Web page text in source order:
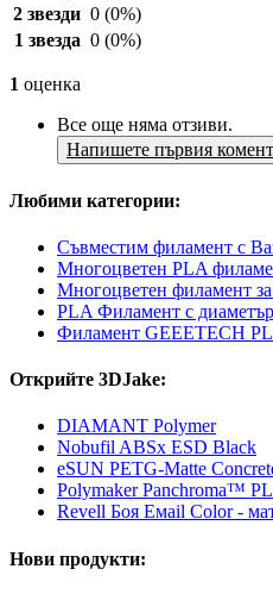
2 звезди 0 (0%)
1 звезда 0 (0%)
1 оценка
Все още няма отзиви.
Напишете първия
Любими категории:
Съвместим филамент с
Многоцветен PLA
Многоцветен филамент
PLA Филамент с
Филамент GEEETECH
Открийте 3DJake:
DIAMANT Polymer
Nobufil ABSx ESD Black
eSUN PETG-Matte
Polymaker Panchroma™
Revell Боя Емаil Color -
Нови продукти: